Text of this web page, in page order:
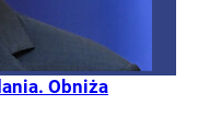
Obniża